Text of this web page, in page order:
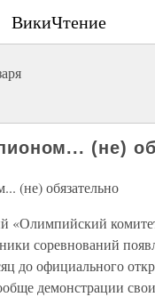
ВикиЧтение
(не)
(не) обязательно
«Олимпийский
соревнований
до официального
демонстрации